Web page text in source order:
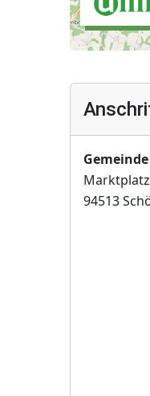
94513